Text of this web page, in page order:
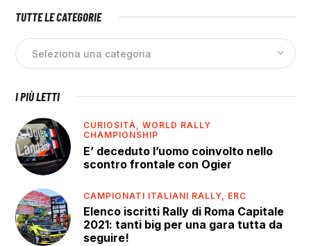
TUTTE LE CATEGORIE
I PIÙ LETTI
CURIOSITÀ,WORLD RALLY
CHAMPIONSHIP
E’ deceduto l’uomo coinvolto nello
scontro frontale con Ogier
CAMPIONATI ITALIANI RALLY, ERC
Elenco iscritti Rally di Roma Capitale
2021: tanti big per una gara tutta da
seguire!